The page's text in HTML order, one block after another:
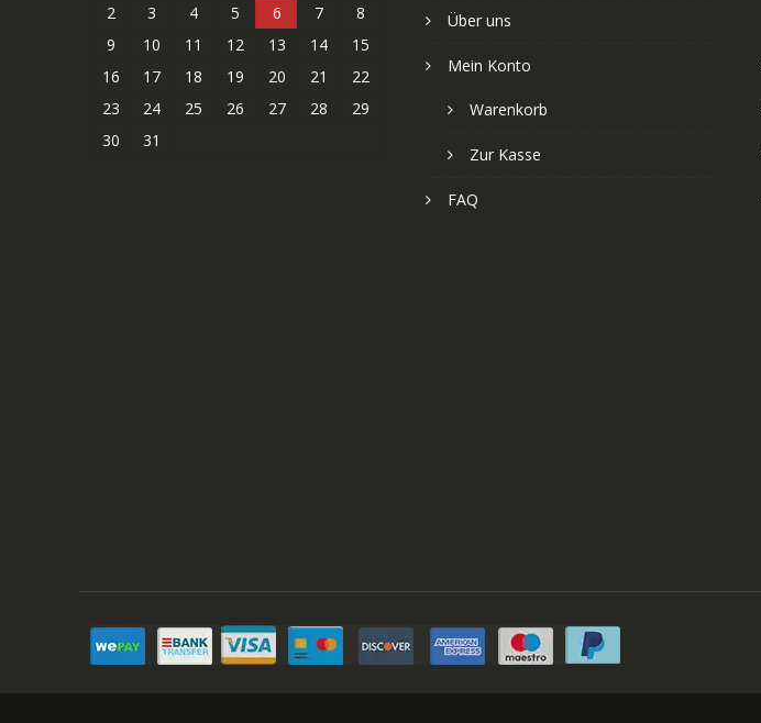
2
3 4 5 6 7
8
9
10 11 12 13 14
15
16
17 18 19 20 21
22
23
24 25 26 27 28
29
30
31
Über uns
Mein Konto
Warenkorb
Zur Kasse
FAQ